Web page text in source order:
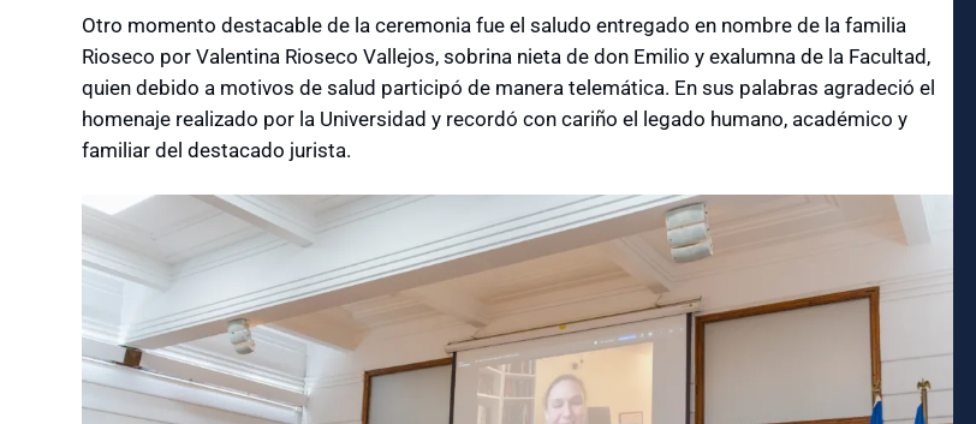
Otro momento destacable de la ceremonia fue el saludo entregado en nombre de la familia
Rioseco por Valentina Rioseco Vallejos, sobrina nieta de don Emilio y exalumna de la Facultad,
quien debido a motivos de salud participó de manera telemática. En sus palabras agradeció el
homenaje realizado por la Universidad y recordó con cariño el legado humano, académico y
familiar del destacado jurista.